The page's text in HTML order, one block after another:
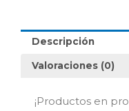
Descripción
Valoraciones (0)
¡Productos en